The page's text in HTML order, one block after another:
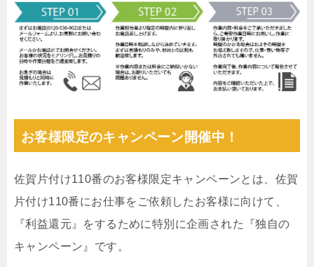
お客様限定のキャンペーン開催中！
佐賀片付け110番のお客様限定キャンペーンとは、佐賀
片付け110番にお仕事をご依頼したお客様に向けて、
『利益還元』をするために特別に企画された『独自の
キャンペーン』です。